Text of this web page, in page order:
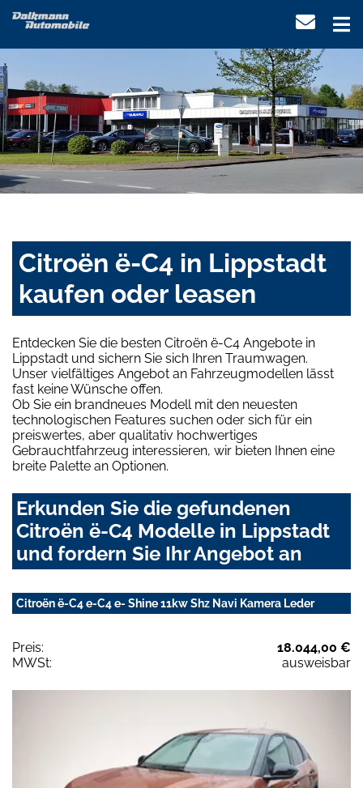
Citroën ë-C4 in Lippstadt
kaufen oder leasen
Entdecken Sie die besten Citroën ë-C4 Angebote in
Lippstadt und sichern Sie sich Ihren Traumwagen.
Unser vielfältiges Angebot an Fahrzeugmodellen lässt
fast keine Wünsche offen.
Ob Sie ein brandneues Modell mit den neuesten
technologischen Features suchen oder sich für ein
preiswertes, aber qualitativ hochwertiges
Gebrauchtfahrzeug interessieren, wir bieten Ihnen eine
breite Palette an Optionen.
Erkunden Sie die gefundenen
Citroën ë-C4 Modelle in Lippstadt
und fordern Sie Ihr Angebot an
Citroën ë-C4 e-C4 e- Shine 11kw Shz Navi Kamera Leder
Preis:
18.044,00 €
MWSt:
ausweisbar